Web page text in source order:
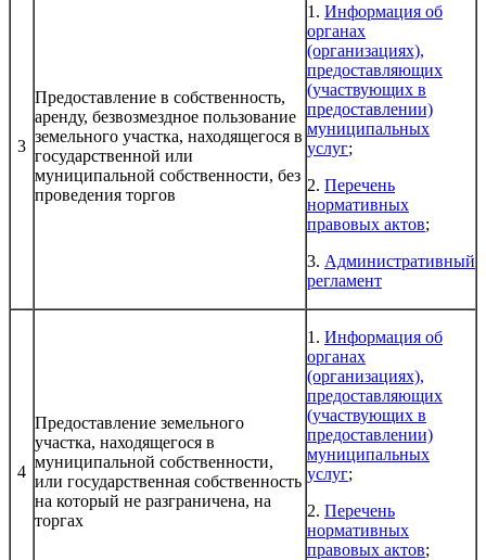
3
Предоставление в собственность,
аренду, безвозмездное пользование
земельного участка, находящегося в
государственной или
муниципальной собственности, без
проведения торгов
1. Информация об
органах
(организациях),
предоставляющих
(участвующих в
предоставлении)
муниципальных
услуг;
2. Перечень
нормативных
правовых актов;
3. Административный
регламент
4
Предоставление земельного
участка, находящегося в
муниципальной собственности,
или государственная собственность
на который не разграничена, на
торгах
1. Информация об
органах
(организациях),
предоставляющих
(участвующих в
предоставлении)
муниципальных
услуг;
2. Перечень
нормативных
правовых актов;